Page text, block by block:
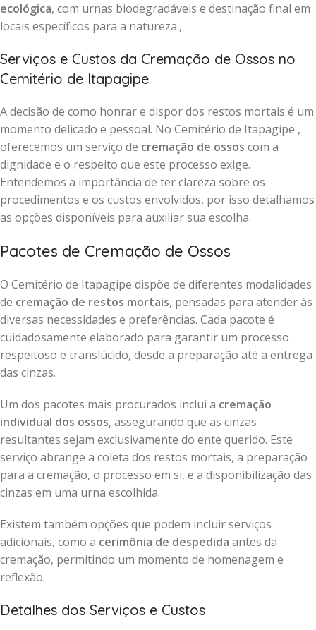
ecológica, com urnas biodegradáveis e destinação final em
locais específicos para a natureza.,
Serviços e Custos da Cremação de Ossos no
Cemitério de Itapagipe
A decisão de como honrar e dispor dos restos mortais é um
momento delicado e pessoal. No Cemitério de Itapagipe ,
oferecemos um serviço de cremação de ossos com a
dignidade e o respeito que este processo exige.
Entendemos a importância de ter clareza sobre os
procedimentos e os custos envolvidos, por isso detalhamos
as opções disponíveis para auxiliar sua escolha.
Pacotes de Cremação de Ossos
O Cemitério de Itapagipe dispõe de diferentes modalidades
de cremação de restos mortais, pensadas para atender às
diversas necessidades e preferências. Cada pacote é
cuidadosamente elaborado para garantir um processo
respeitoso e translúcido, desde a preparação até a entrega
das cinzas.
Um dos pacotes mais procurados inclui a cremação
individual dos ossos, assegurando que as cinzas
resultantes sejam exclusivamente do ente querido. Este
serviço abrange a coleta dos restos mortais, a preparação
para a cremação, o processo em si, e a disponibilização das
cinzas em uma urna escolhida.
Existem também opções que podem incluir serviços
adicionais, como a cerimônia de despedida antes da
cremação, permitindo um momento de homenagem e
reflexão.
Detalhes dos Serviços e Custos